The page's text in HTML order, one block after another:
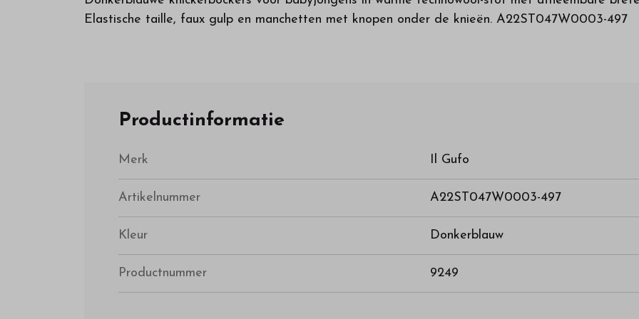
Elastische taille, faux gulp en manchetten met knopen onder de knieën. A22ST047W0003-497
Productinformatie
Merk Il Gufo
Artikelnummer A22ST047W0003-497
Kleur Donkerblauw
Productnummer 9249